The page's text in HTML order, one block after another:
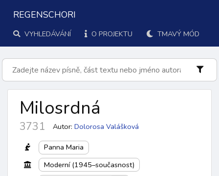
REGENSCHORI
VYHLEDÁVÁNÍ O PROJEKTU TMAVÝ MÓD
Milosrdná
3731 Autor: Dolorosa Valášková
Panna Maria
Moderní (1945–současnost)